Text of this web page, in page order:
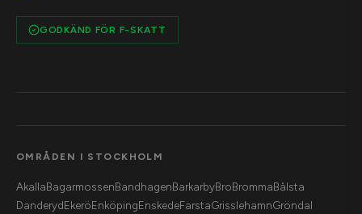
GODKÄND FÖR F-SKATT
OMRÅDEN I STOCKHOLM
AkallaBagarmossenBandhagenBarkarbyBroBrommaBålsta
DanderydEkeröEnköpingEnskedeFarstaGrisslehamnGröndal